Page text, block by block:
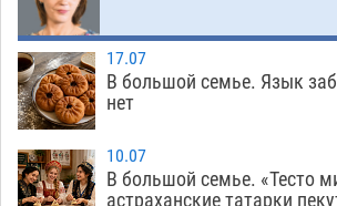
18:00
Завтра астраханцы проведут
экстремальной
17:09
Астраханский котлован с
плодородию Харабалинского
17.07
В большой семье. Язык
нет
10.07
В большой семье. «Тесто
астраханские татарки